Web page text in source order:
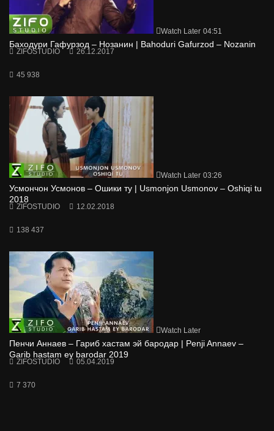
Watch Later 04:51
Баходури Гафурзод – Нозанин | Bahoduri Gafurzod – Nozanin
ZIFOSTUDIO 26.12.2017
45 938
Watch Later 03:26
Усмончон Усмонов – Ошики ту | Usmonjon Usmonov – Oshiqi tu
2018
ZIFOSTUDIO 12.02.2018
138 437
Watch Later
Пенчи Аннаев – Гариб хастам эй бародар | Penji Annaev –
Garib hastam ey barodar 2019
ZIFOSTUDIO 05.04.2019
7 370